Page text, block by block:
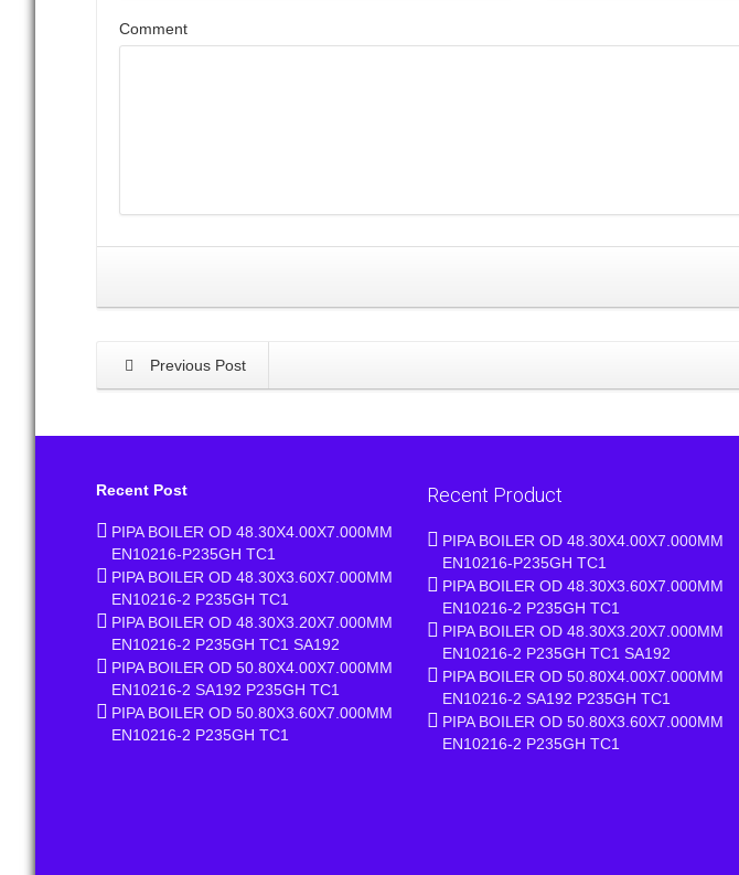
Comment
Previous Post
Recent Post
PIPA BOILER OD 48.30X4.00X7.000MM
EN10216-P235GH TC1
PIPA BOILER OD 48.30X3.60X7.000MM
EN10216-2 P235GH TC1
PIPA BOILER OD 48.30X3.20X7.000MM
EN10216-2 P235GH TC1 SA192
PIPA BOILER OD 50.80X4.00X7.000MM
EN10216-2 SA192 P235GH TC1
PIPA BOILER OD 50.80X3.60X7.000MM
EN10216-2 P235GH TC1
Recent Product
PIPA BOILER OD 48.30X4.00X7.000MM
EN10216-P235GH TC1
PIPA BOILER OD 48.30X3.60X7.000MM
EN10216-2 P235GH TC1
PIPA BOILER OD 48.30X3.20X7.000MM
EN10216-2 P235GH TC1 SA192
PIPA BOILER OD 50.80X4.00X7.000MM
EN10216-2 SA192 P235GH TC1
PIPA BOILER OD 50.80X3.60X7.000MM
EN10216-2 P235GH TC1